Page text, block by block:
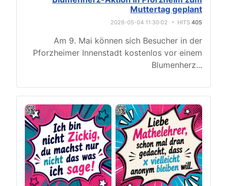
Muttertag geplant
2026-05-04 11:30:02 HITS 405
Am 9. Mai können sich Besucher in der
Pforzheimer Innenstadt kostenlos vor einem
Blumenherz...